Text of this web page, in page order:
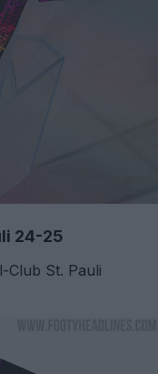
24-25
Club St. Pauli